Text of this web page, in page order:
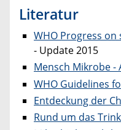
Literatur
WHO Progress
- Update 2015
Mensch Mikrobe -
WHO Guidelines
Entdeckung der
Rund um das